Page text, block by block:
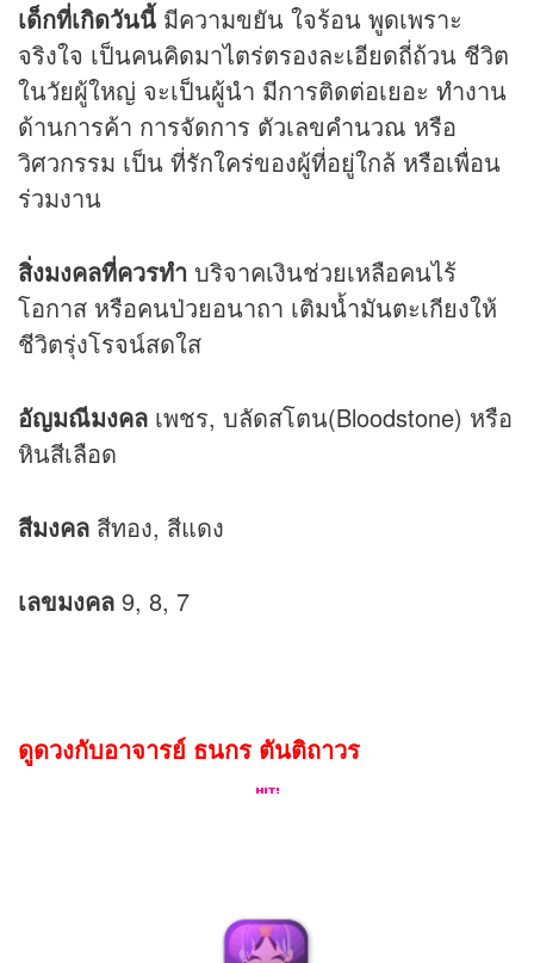
เด็กที่เกิดวันนี้ มีความขยัน ใจร้อน พูดเพราะ
จริงใจ เป็นคนคิดมาไตร่ตรองละเอียดถี่ถ้วน ชีวิต
ในวัยผู้ใหญ่ จะเป็นผู้นำ มีการติดต่อเยอะ ทำงาน
ด้านการค้า การจัดการ ตัวเลขคำนวณ หรือ
วิศวกรรม เป็น ที่รักใคร่ของผู้ที่อยู่ใกล้ หรือเพื่อน
ร่วมงาน
สิ่งมงคลที่ควรทำ บริจาคเงินช่วยเหลือคนไร้
โอกาส หรือคนป่วยอนาถา เติมน้ำมันตะเกียงให้
ชีวิตรุ่งโรจน์สดใส
อัญมณีมงคล เพชร, บลัดสโตน(Bloodstone) หรือ
หินสีเลือด
สีมงคล สีทอง, สีแดง
เลขมงคล 9, 8, 7
ดูดวงกับอาจารย์ ธนกร ตันติถาวร